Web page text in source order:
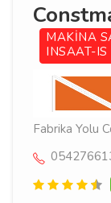
MAKİNA
INSAAT-
Fabrika Yolu